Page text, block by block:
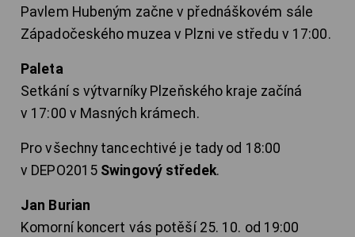
Pavlem Hubeným začne v přednáškovém sále
Západočeského muzea v Plzni ve středu v 17:00.
Paleta
Setkání s výtvarníky Plzeňského kraje začíná
v 17:00 v Masných krámech.
Pro všechny tancechtivé je tady od 18:00
v DEPO2015 Swingový středek.
Jan Burian
Komorní koncert vás potěší 25. 10. od 19:00